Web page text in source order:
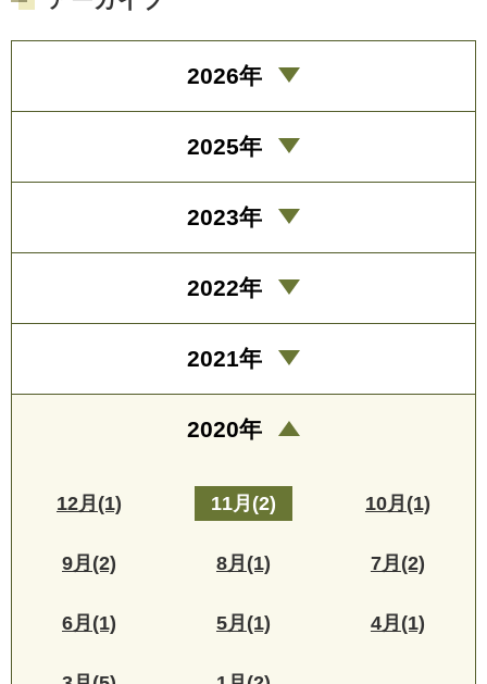
2026年
2025年
2023年
2022年
2021年
2020年
12月(1) 11月(2) 10月(1)
9月(2) 8月(1) 7月(2)
6月(1) 5月(1) 4月(1)